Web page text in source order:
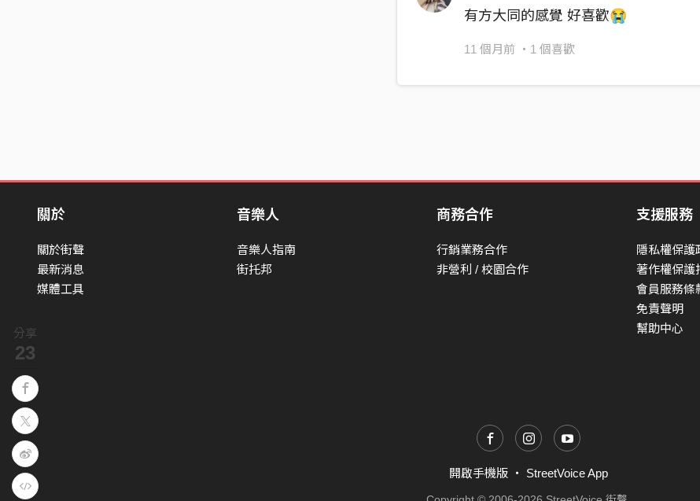
分享
23
一起看月亮
Tell me how to make you notice
Tell me how to win your heart
他閃閃發光
打亂了完美的日常
他的頭靠在我肩上
Tell me how to win your heart
‘Cause every time I see you smiling
Don’t wanna walk away
How can I make you stay
有方大同的感覺 好喜歡😭
11 個月前 ・1 個喜歡
關於
關於街聲
最新消息
媒體工具
音樂人
音樂人指南
街托邦
商務合作
行銷業務合作
非營利 / 校園合作
支援服務
隱私權保護
著作權保護
會員服務條
免責聲明
幫助中心
開啟手機版 ・ StreetVoice App